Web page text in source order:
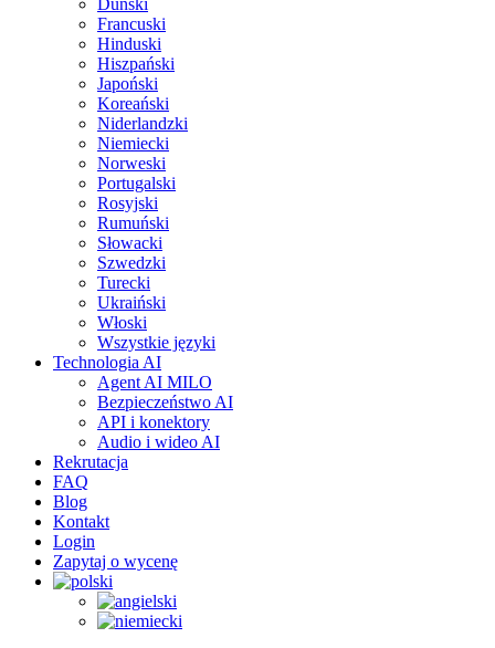
Duński
Francuski
Hinduski
Hiszpański
Japoński
Koreański
Niderlandzki
Niemiecki
Norweski
Portugalski
Rosyjski
Rumuński
Słowacki
Szwedzki
Turecki
Ukraiński
Włoski
Wszystkie języki
Technologia AI
Agent AI MILO
Bezpieczeństwo AI
API i konektory
Audio i wideo AI
Rekrutacja
FAQ
Blog
Kontakt
Login
Zapytaj o wycenę